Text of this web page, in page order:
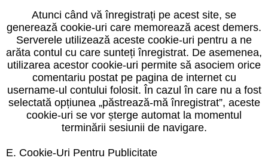
Atunci când vă înregistrați pe acest site, se
generează cookie-uri care memorează acest demers.
Serverele utilizează aceste cookie-uri pentru a ne
arăta contul cu care sunteți înregistrat. De asemenea,
utilizarea acestor cookie-uri permite să asociem orice
comentariu postat pe pagina de internet cu
username-ul contului folosit. În cazul în care nu a fost
selectată opțiunea „păstrează-mă înregistrat”, aceste
cookie-uri se vor șterge automat la momentul
terminării sesiunii de navigare.
E. Cookie-Uri Pentru Publicitate